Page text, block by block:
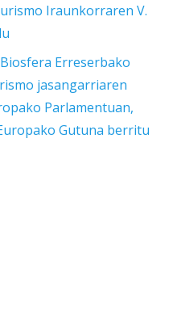
Iraunkorraren V.
Erreserbako
jasangarriaren
Parlamentuan,
Gutuna berritu